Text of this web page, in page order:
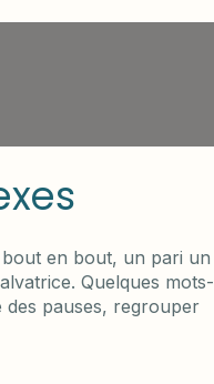
en bout, un pari un
Quelques mots-
pauses, regrouper